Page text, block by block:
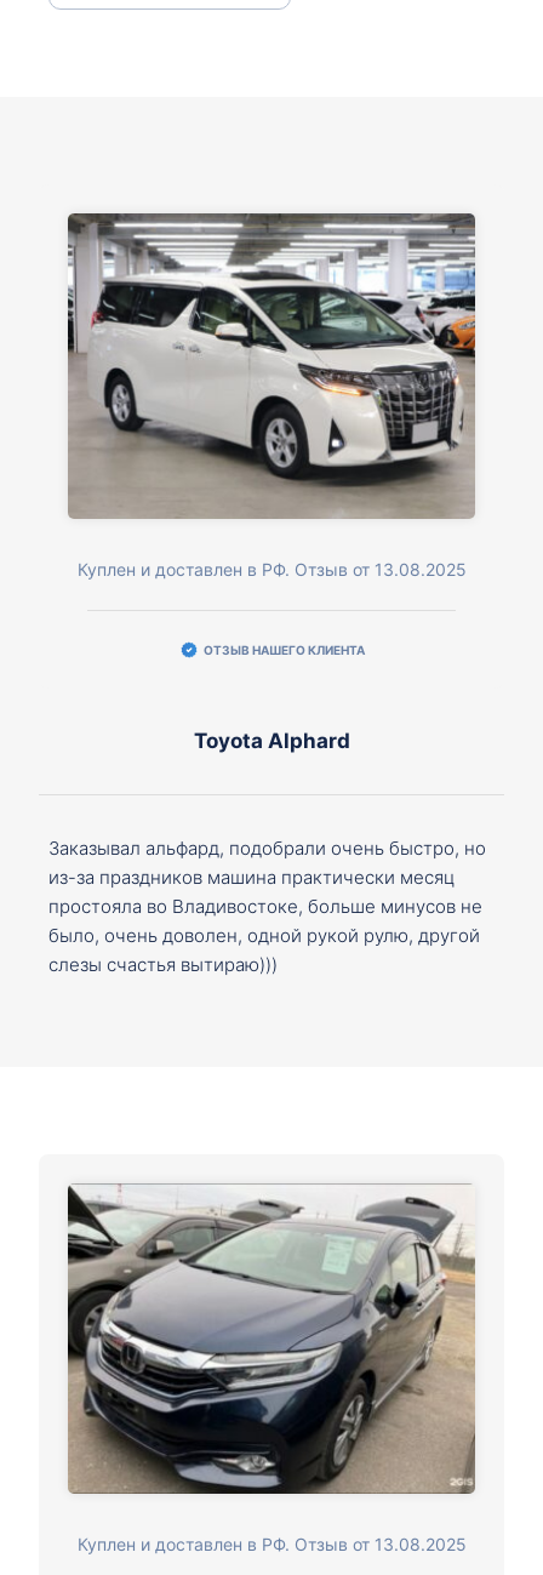
Куплен и доставлен в РФ. Отзыв от 13.08.2025
ОТЗЫВ НАШЕГО КЛИЕНТА
Toyota Alphard
Заказывал альфард, подобрали очень быстро, но
из-за праздников машина практически месяц
простояла во Владивостоке, больше минусов не
было, очень доволен, одной рукой рулю, другой
слезы счастья вытираю)))
Куплен и доставлен в РФ. Отзыв от 13.08.2025